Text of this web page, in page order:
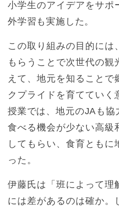
小学生のアイデアをサポ
外学習も実施した。
この取り組みの目的には
もらうことで次世代の観
えて、地元を知ることで
クプライドを育てていく
授業では、地元のJAも協
食べる機会が少ない高級
してもらい、食育ともに
った。
伊藤氏は「班によって理
には差があるのは確か。